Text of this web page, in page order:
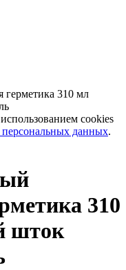
герметика 310 мл
cookies
данных.
310
шток